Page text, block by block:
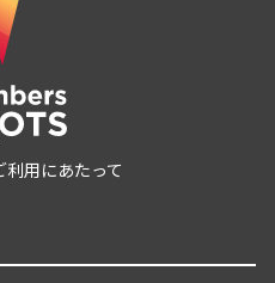
用にあたって